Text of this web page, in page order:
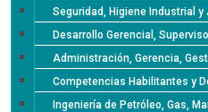
Seguridad, Higiene Industrial
Desarrollo Gerencial,
Administración, Gerencia,
Competencias Habilitantes y
Ingeniería de Petróleo, Gas,